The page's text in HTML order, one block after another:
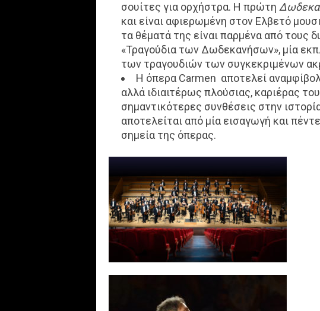
σουίτες για ορχήστρα. Η πρώτη
και είναι αφιερωμένη στον Ελβετό
τα θέματά της είναι παρμένα από τους
«Τραγούδια των Δωδεκανήσων», μία
των τραγουδιών των συγκεκριμένων
Η όπερα Carmen αποτελεί
αλλά ιδιαιτέρως πλούσιας, καριέρας
σημαντικότερες συνθέσεις στην
αποτελείται από μία εισαγωγή και
σημεία της όπερας.